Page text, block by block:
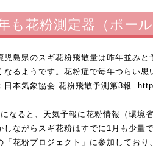
も花粉測定器（ポー
児島県のスギ花粉飛散量は昨年並み
なるようです。花粉症で毎年つらい
日本気象協会 花粉飛散予測第3報
なると、天気予報に花粉情報（環境
しながらスギ花粉はすでに1月も少量
「花粉プロジェクト」に参加してお